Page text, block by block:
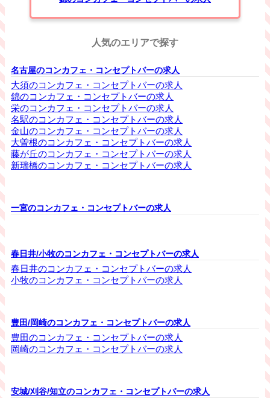
人気のエリアで探す
名古屋のコンカフェ・コンセプトバーの求人
大須のコンカフェ・コンセプトバーの求人
錦のコンカフェ・コンセプトバーの求人
栄のコンカフェ・コンセプトバーの求人
名駅のコンカフェ・コンセプトバーの求人
金山のコンカフェ・コンセプトバーの求人
大曽根のコンカフェ・コンセプトバーの求人
藤が丘のコンカフェ・コンセプトバーの求人
新瑞橋のコンカフェ・コンセプトバーの求人
一宮のコンカフェ・コンセプトバーの求人
春日井/小牧のコンカフェ・コンセプトバーの求人
春日井のコンカフェ・コンセプトバーの求人
小牧のコンカフェ・コンセプトバーの求人
豊田/岡崎のコンカフェ・コンセプトバーの求人
豊田のコンカフェ・コンセプトバーの求人
岡崎のコンカフェ・コンセプトバーの求人
安城/刈谷/知立のコンカフェ・コンセプトバーの求人